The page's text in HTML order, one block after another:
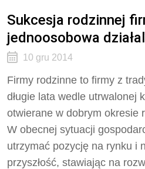
Sukcesja rodzinnej
jednoosobowa
10 gru 2014
Firmy rodzinne to firmy z
długie lata wedle utrwalonej
otwierane w dobrym okresie
W obecnej sytuacji
utrzymać pozycję na rynku i
przyszłość, stawiając na